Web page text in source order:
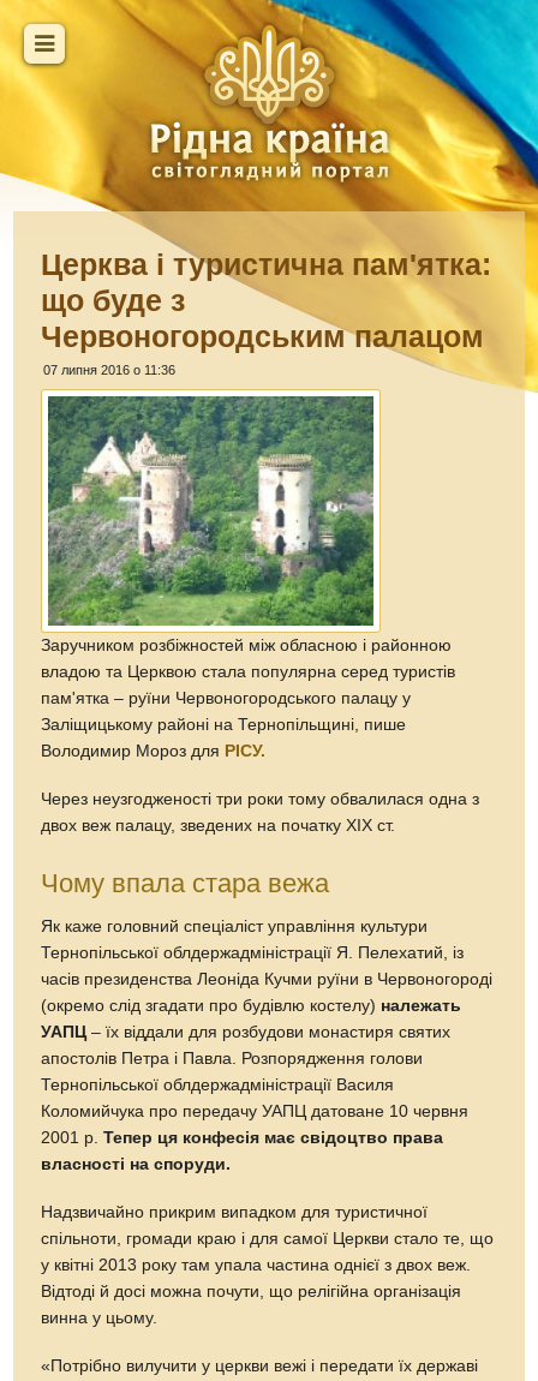
Церква і туристична пам'ятка:
що буде з
Червоногородським палацом
07 липня 2016 о 11:36
Заручником розбіжностей між обласною і районною
владою та Церквою стала популярна серед туристів
пам'ятка – руїни Червоногородського палацу у
Заліщицькому районі на Тернопільщині, пише
Володимир Мороз для РІСУ.
Через неузгодженості три роки тому обвалилася одна з
двох веж палацу, зведених на початку ХІХ ст.
Чому впала стара вежа
Як каже головний спеціаліст управління культури
Тернопільської облдержадміністрації Я. Пелехатий, із
часів президенства Леоніда Кучми руїни в Червоногороді
(окремо слід згадати про будівлю костелу) належать
УАПЦ – їх віддали для розбудови монастиря святих
апостолів Петра і Павла. Розпорядження голови
Тернопільської облдержадміністрації Василя
Коломийчука про передачу УАПЦ датоване 10 червня
2001 р.Тепер ця конфесія має свідоцтво права
власності на споруди.
Надзвичайно прикрим випадком для туристичної
спільноти, громади краю і для самої Церкви стало те, що
у квітні 2013 року там упала частина однієї з двох веж.
Відтоді й досі можна почути, що релігійна організація
винна у цьому.
«Потрібно вилучити у церкви вежі і передати їх державі